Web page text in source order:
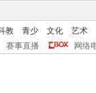
教 青少 文化
艺术
赛事直播 网络